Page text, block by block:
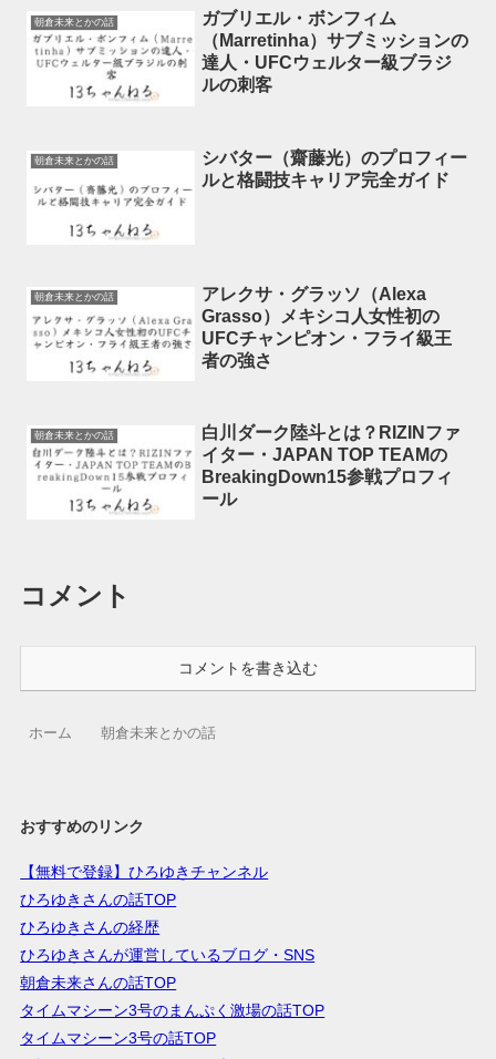
朝倉未来とかの話
ガブリエル・ボンフィム
（Marretinha）サブミッションの
達人・UFCウェルター級ブラジ
ルの刺客
朝倉未来とかの話
シバター（齋藤光）のプロフィー
ルと格闘技キャリア完全ガイド
朝倉未来とかの話
アレクサ・グラッソ（Alexa
Grasso）メキシコ人女性初の
UFCチャンピオン・フライ級王
者の強さ
朝倉未来とかの話
白川ダーク陸斗とは？RIZINファ
イター・JAPAN TOP TEAMの
BreakingDown15参戦プロフィ
ール
コメント
コメントを書き込む
ホーム 朝倉未来とかの話
おすすめのリンク
【無料で登録】ひろゆきチャンネル
ひろゆきさんの話TOP
ひろゆきさんの経歴
ひろゆきさんが運営しているブログ・SNS
朝倉未来さんの話TOP
タイムマシーン3号のまんぷく激場の話TOP
タイムマシーン3号の話TOP